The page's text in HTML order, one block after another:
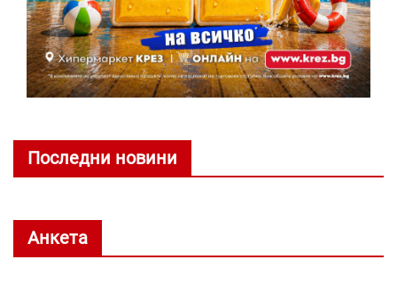
Последни новини
Анкета